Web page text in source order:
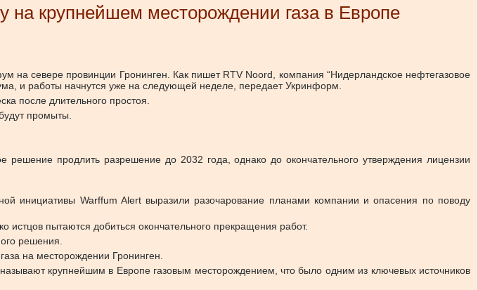
крупнейшем месторождении газа в Европе
севере провинции Гронинген. Как пишет RTV Noord, компания “Нидерландское нефтегазовое
и работы начнутся уже на следующей неделе, передает Укринформ.
после длительного простоя.
промыты.
решение продлить разрешение до 2032 года, однако до окончательного утверждения лицензии
инициативы Warffum Alert выразили разочарование планами компании и опасения по поводу
пытаются добиться окончательного прекращения работ.
решения.
на месторождении Гронинген.
крупнейшим в Европе газовым месторождением, что было одним из ключевых источников